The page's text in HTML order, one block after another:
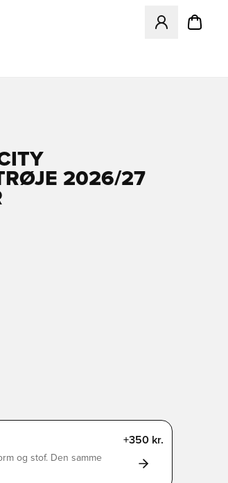
Åbner en
2026/27
+350 kr.
og stof. Den samme